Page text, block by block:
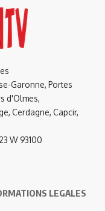
Garonne, Portes
d'Olmes,
Cerdagne, Capcir,
W 93100
LEGALES